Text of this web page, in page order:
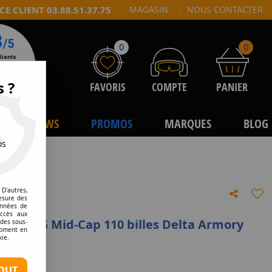
CLIENT 03.88.51.37.75 MAGASIN | NOUS CONTACTER
0
FAVORIS COMPTE
0
PANIER
NEWS PROMOS MARQUES BLOG
AEG Mid-Cap 110 billes Delta Armory
avis
?
des
de
aux
sous-
en